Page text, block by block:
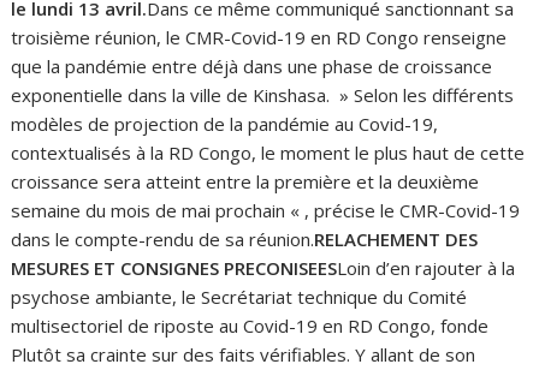
le lundi 13 avril.Dans ce même communiqué sanctionnant sa
troisième réunion, le CMR-Covid-19 en RD Congo renseigne
que la pandémie entre déjà dans une phase de croissance
exponentielle dans la ville de Kinshasa. » Selon les différents
modèles de projection de la pandémie au Covid-19,
contextualisés à la RD Congo, le moment le plus haut de cette
croissance sera atteint entre la première et la deuxième
semaine du mois de mai prochain « , précise le CMR-Covid-19
dans le compte-rendu de sa réunion.RELACHEMENT DES
MESURES ET CONSIGNES PRECONISEESLoin d’en rajouter à la
psychose ambiante, le Secrétariat technique du Comité
multisectoriel de riposte au Covid-19 en RD Congo, fonde
Plutôt sa crainte sur des faits vérifiables. Y allant de son